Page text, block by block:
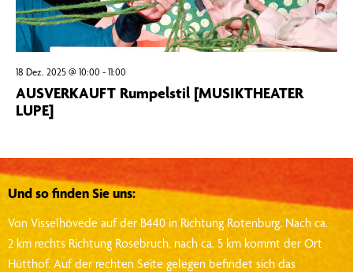
18 Dez. 2025 @ 10:00 - 11:00
AUSVERKAUFT Rumpelstil [MUSIKTHEATER
LUPE]
Und so finden Sie uns:
Von Visselhövede auf der B440 in Richtung Rotenburg. Nach ca.
2 km rechts Richtung Rosebruch, nach ca. 5 km kommt der Ort
Hütthof. Auf der rechten Seite gelegen befindet sich das